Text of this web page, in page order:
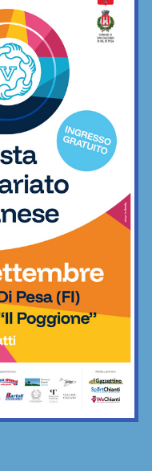
Bar Sport...Chianti
il “terzo tempo”:
di Grevigiana e...
2025